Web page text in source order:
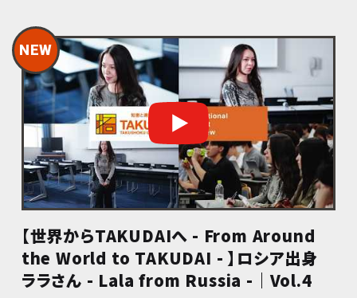
【世界からTAKUDAIへ - From Around
the World to TAKUDAI - 】ロシア出身
ララさん - Lala from Russia -｜Vol.4